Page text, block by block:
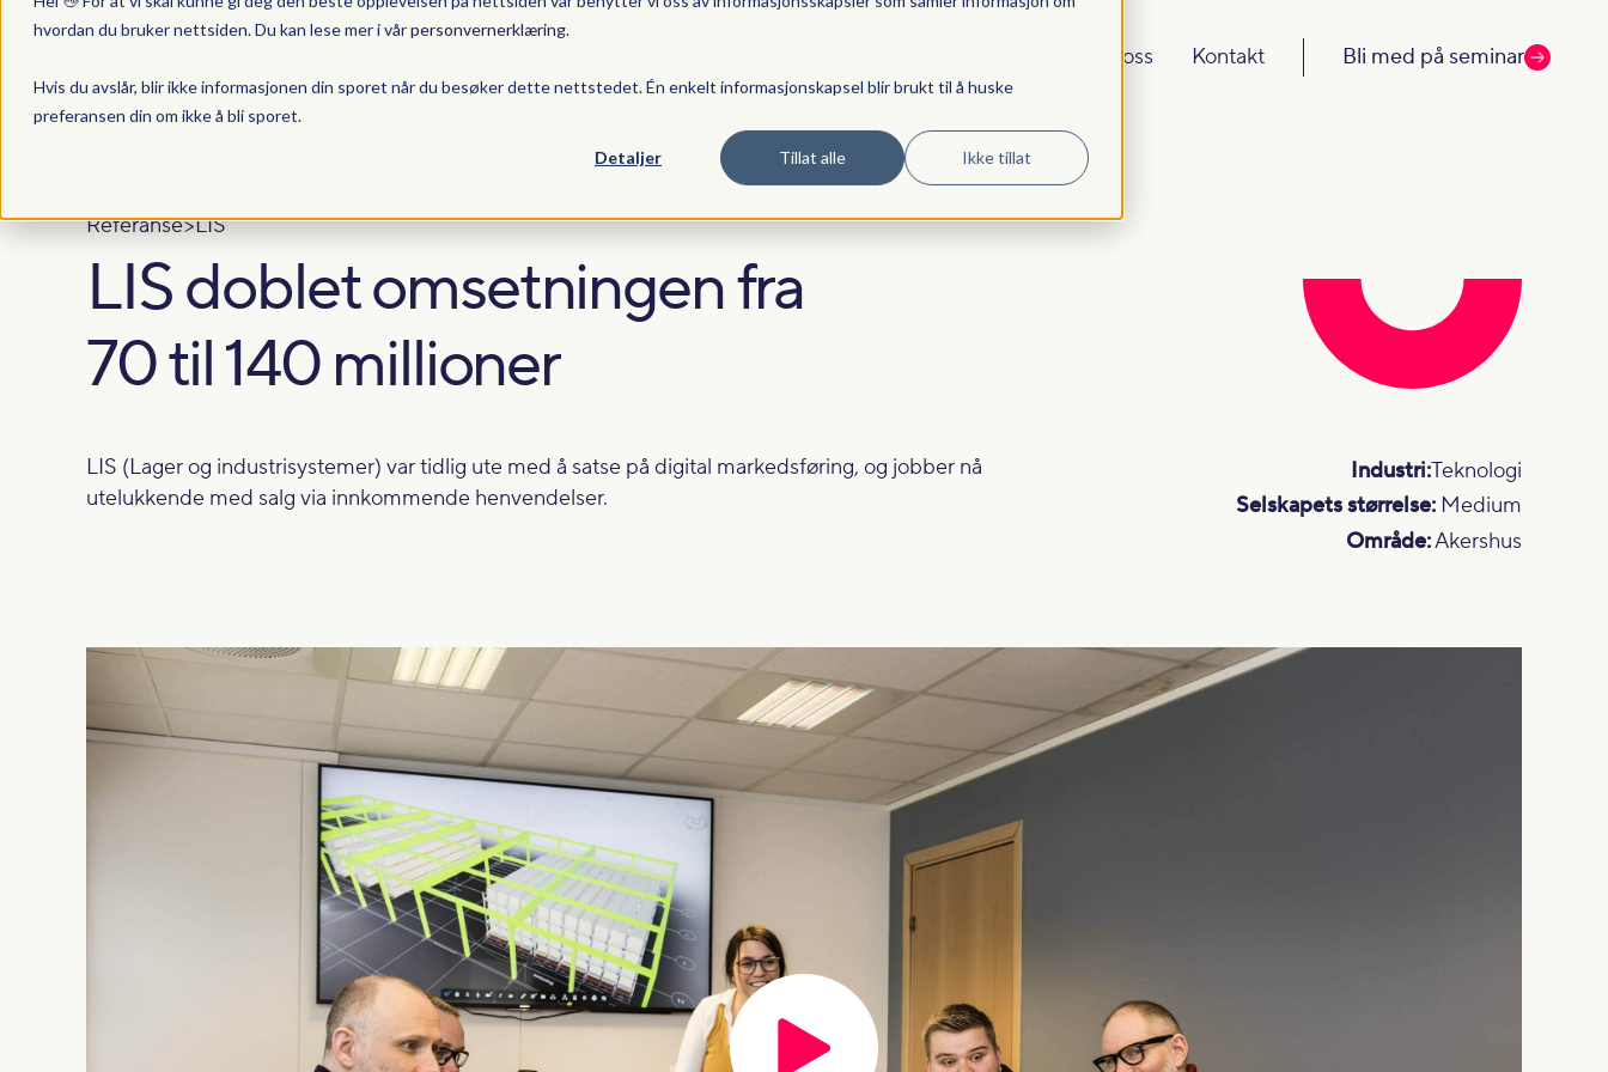
hvordan du bruker nettsiden. Du kan lese mer i vårpersonvernerklæring.
Hvis du avslår, blir ikke informasjonen din sporet når du besøker dette nettstedet. Én enkelt informasjonskapsel blir brukt til å huske
preferansen din om ikke å bli sporet.
Detaljer Tillat alle Ikke tillat
Om oss Kontakt Bli med på seminar
Referanse>LIS
LIS doblet omsetningen fra
70 til 140 millioner
LIS (Lager og industrisystemer) var tidlig ute med å satse på digital markedsføring, og jobber nå
utelukkende med salg via innkommende henvendelser.
Industri:Teknologi
Selskapets størrelse: Medium
Område:Akershus